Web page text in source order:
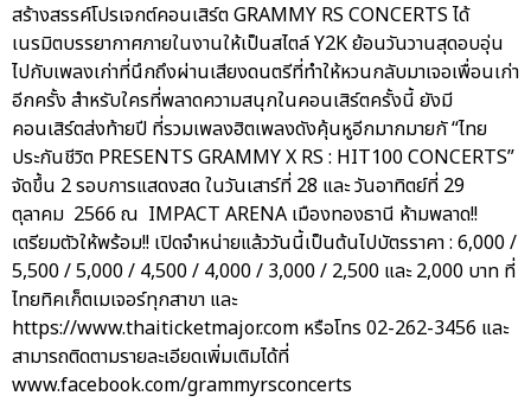
สร้างสรรค์โปรเจกต์คอนเสิร์ต GRAMMY RS CONCERTS ได้
เนรมิตบรรยากาศภายในงานให้เป็นสไตล์ Y2K ย้อนวันวานสุดอบอุ่น
ไปกับเพลงเก่าที่นึกถึงผ่านเสียงดนตรีที่ทำให้หวนกลับมาเจอเพื่อนเก่า
อีกครั้ง สำหรับใครที่พลาดความสนุกในคอนเสิร์ตครั้งนี้ ยังมี
คอนเสิร์ตส่งท้ายปี ที่รวมเพลงฮิตเพลงดังคุ้นหูอีกมากมายกั “ไทย
ประกันชีวิต PRESENTS GRAMMY X RS : HIT100 CONCERTS”
จัดขึ้น 2 รอบการแสดงสด ในวันเสาร์ที่ 28 และ วันอาทิตย์ที่ 29
ตุลาคม 2566 ณ IMPACT ARENA เมืองทองธานี ห้ามพลาด!!
เตรียมตัวให้พร้อม!! เปิดจำหน่ายแล้ววันนี้เป็นต้นไปบัตรราคา : 6,000 /
5,500 / 5,000 / 4,500 / 4,000 / 3,000 / 2,500 และ 2,000 บาท ที่
ไทยทิคเก็ตเมเจอร์ทุกสาขา และ
https://www.thaiticketmajor.com หรือโทร 02-262-3456 และ
สามารถติดตามรายละเอียดเพิ่มเติมได้ที่
www.facebook.com/grammyrsconcerts